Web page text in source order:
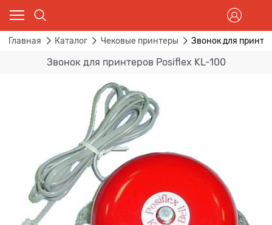
Главная Каталог Чековые принтеры Звонок для
Звонок для принтеров Posiflex KL-100